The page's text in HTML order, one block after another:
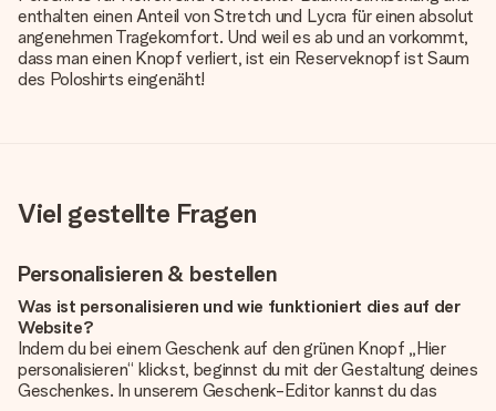
enthalten einen Anteil von Stretch und Lycra für einen absolut
angenehmen Tragekomfort. Und weil es ab und an vorkommt,
dass man einen Knopf verliert, ist ein Reserveknopf ist Saum
des Poloshirts eingenäht!
Viel gestellte Fragen
Personalisieren & bestellen
Was ist personalisieren und wie funktioniert dies auf der
Website?
Indem du bei einem Geschenk auf den grünen Knopf „Hier
personalisieren“ klickst, beginnst du mit der Gestaltung deines
Geschenkes. In unserem Geschenk-Editor kannst du das